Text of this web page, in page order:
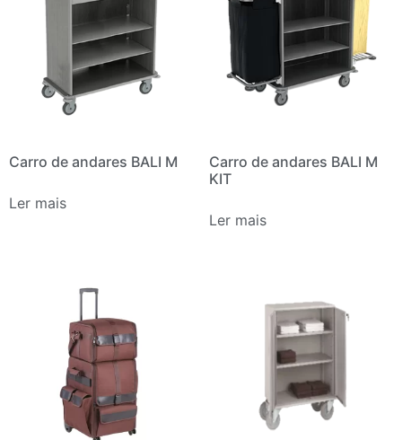
Carro de andares BALI M
Ler mais
Carro de andares BALI M
KIT
Ler mais